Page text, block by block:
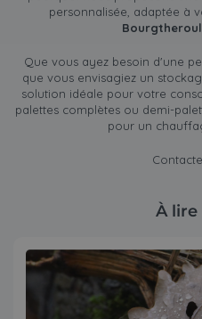
personnalisée, adaptée à
Que vous ayez besoin d'une
que vous envisagiez un
solution idéale pour votre
palettes complètes ou demi-
pour un
À lire